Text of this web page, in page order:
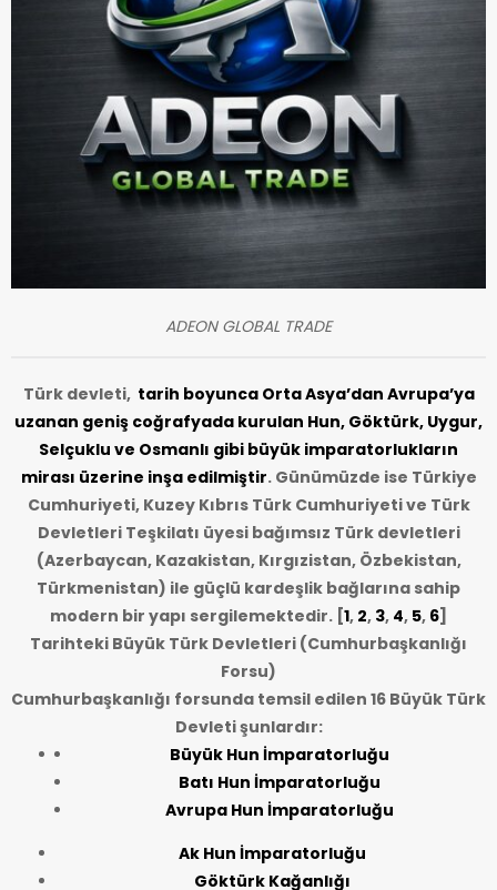
ADEON GLOBAL TRADE
Türk devleti, tarih boyunca Orta Asya’dan Avrupa’ya
uzanan geniş coğrafyada kurulan Hun, Göktürk, Uygur,
Selçuklu ve Osmanlı gibi büyük imparatorlukların
mirası üzerine inşa edilmiştir. Günümüzde ise Türkiye
Cumhuriyeti, Kuzey Kıbrıs Türk Cumhuriyeti ve Türk
Devletleri Teşkilatı üyesi bağımsız Türk devletleri
(Azerbaycan, Kazakistan, Kırgızistan, Özbekistan,
Türkmenistan) ile güçlü kardeşlik bağlarına sahip
modern bir yapı sergilemektedir. [1, 2, 3, 4, 5, 6]
Tarihteki Büyük Türk Devletleri (Cumhurbaşkanlığı
Forsu)
Cumhurbaşkanlığı forsunda temsil edilen 16 Büyük Türk
Devleti şunlardır:
Büyük Hun İmparatorluğu
Batı Hun İmparatorluğu
Avrupa Hun İmparatorluğu
Ak Hun İmparatorluğu
Göktürk Kağanlığı